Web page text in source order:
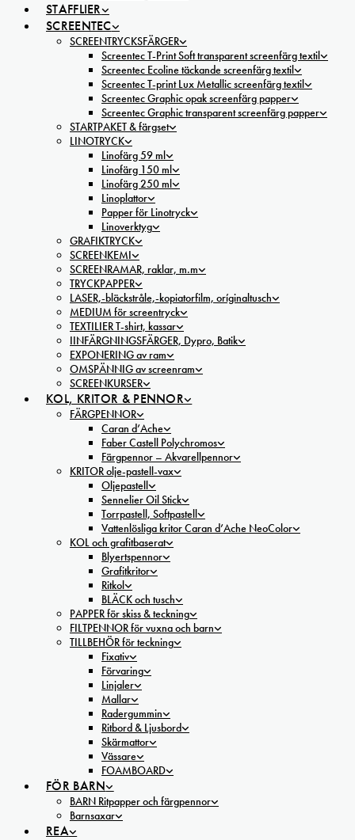
STAFFLIER
SCREENTEC
SCREENTRYCKSFÄRGER
Screentec T-Print Soft transparent screenfärg textil
Screentec Ecoline täckande screenfärg textil
Screentec T-print Lux Metallic screenfärg textil
Screentec Graphic opak screenfärg papper
Screentec Graphic transparent screenfärg papper
STARTPAKET & färgset
LINOTRYCK
Linofärg 59 ml
Linofärg 150 ml
Linofärg 250 ml
Linoplattor
Papper för Linotryck
Linoverktyg
GRAFIKTRYCK
SCREENKEMI
SCREENRAMAR, raklar, m.m
TRYCKPAPPER
LASER,-bläckstråle,-kopiatorfilm, oríginaltusch
MEDIUM för screentryck
TEXTILIER T-shirt, kassar
IINFÄRGNINGSFÄRGER, Dypro, Batik
EXPONERING av ram
OMSPÄNNIG av screenram
SCREENKURSER
KOL, KRITOR & PENNOR
FÄRGPENNOR
Caran d’Ache
Faber Castell Polychromos
Färgpennor – Akvarellpennor
KRITOR olje-pastell-vax
Oljepastell
Sennelier Oil Stick
Torrpastell, Softpastell
Vattenlösliga kritor Caran d’Ache NeoColor
KOL och grafitbaserat
Blyertspennor
Grafitkritor
Ritkol
BLÄCK och tusch
PAPPER för skiss & teckning
FILTPENNOR för vuxna och barn
TILLBEHÖR för teckning
Fixativ
Förvaring
Linjaler
Mallar
Radergummin
Ritbord & Ljusbord
Skärmattor
Vässare
FOAMBOARD
FÖR BARN
BARN Ritpapper och färgpennor
Barnsaxar
REA